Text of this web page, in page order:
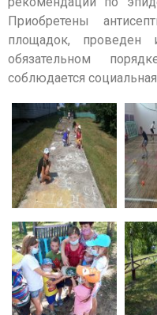
Приобретены
площадок, проведен
обязательном
соблюдается